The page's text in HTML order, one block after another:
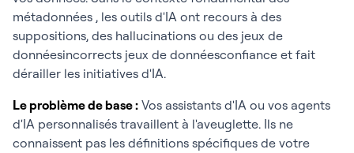
métadonnées , les outils d'IA ont recours à des
suppositions, des hallucinations ou des jeux de
donnéesincorrects jeux de donnéesconfiance et fait
dérailler les initiatives d'IA.
Le problème de base : Vos assistants d'IA ou vos agents
d'IA personnalisés travaillent à l'aveuglette. Ils ne
connaissent pas les définitions spécifiques de votre